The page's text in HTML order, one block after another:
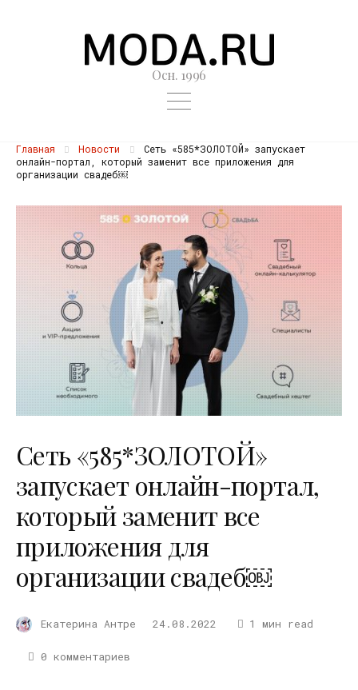
Осн. 1996
Главная Новости
Сеть «585*ЗОЛОТОЙ» запускает
онлайн-портал, который заменит все приложения для
организации свадеб￼
Сеть «585*ЗОЛОТОЙ»
запускает онлайн-портал,
который заменит все
приложения для
организации свадеб￼
Екатерина Антре 24.08.2022 1 мин read
0 комментариев